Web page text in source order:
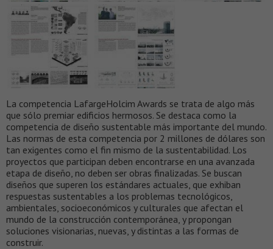
La competencia LafargeHolcim Awards se trata de algo más
que sólo premiar edificios hermosos. Se destaca como la
competencia de diseño sustentable más importante del mundo.
Las normas de esta competencia por 2 millones de dólares son
tan exigentes como el fin mismo de la sustentabilidad. Los
proyectos que participan deben encontrarse en una avanzada
etapa de diseño, no deben ser obras finalizadas. Se buscan
diseños que superen los estándares actuales, que exhiban
respuestas sustentables a los problemas tecnológicos,
ambientales, socioeconómicos y culturales que afectan el
mundo de la construcción contemporánea, y propongan
soluciones visionarias, nuevas, y distintas a las formas de
construir.